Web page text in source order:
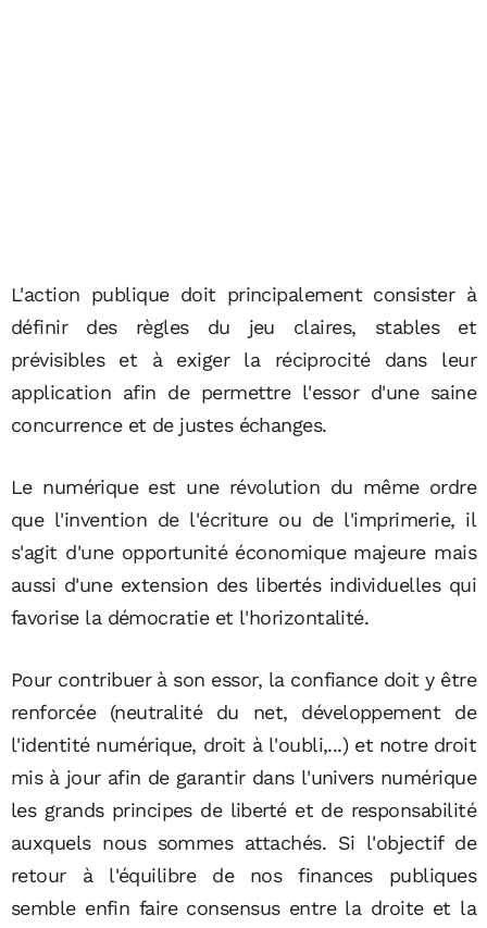
L'action publique doit principalement consister à
définir des règles du jeu claires, stables et
prévisibles et à exiger la réciprocité dans leur
application afin de permettre l'essor d'une saine
concurrence et de justes échanges.
Le numérique est une révolution du même ordre
que l'invention de l'écriture ou de l'imprimerie, il
s'agit d'une opportunité économique majeure mais
aussi d'une extension des libertés individuelles qui
favorise la démocratie et l'horizontalité.
Pour contribuer à son essor, la confiance doit y être
renforcée (neutralité du net, développement de
l'identité numérique, droit à l'oubli,...) et notre droit
mis à jour afin de garantir dans l'univers numérique
les grands principes de liberté et de responsabilité
auxquels nous sommes attachés. Si l'objectif de
retour à l'équilibre de nos finances publiques
semble enfin faire consensus entre la droite et la